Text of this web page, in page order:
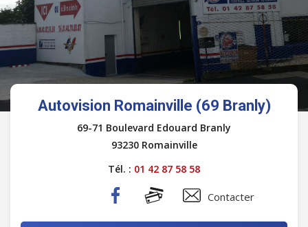
Autovision Romainville (69 Branly)
69-71 Boulevard Edouard Branly
93230 Romainville
Tél. : 01 42 87 58 58
Contacter